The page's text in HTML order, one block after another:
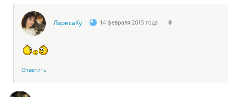
ЛарисаКу 14 февраля 2015 года 0
Ответить